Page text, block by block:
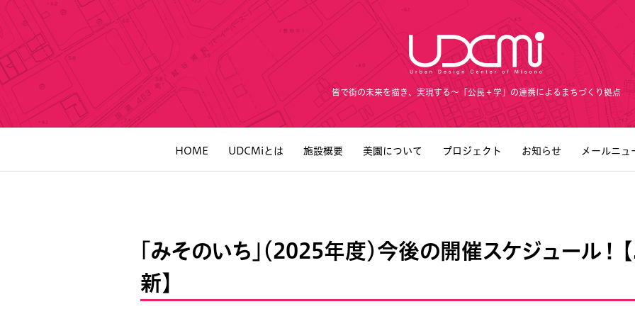
皆で街の未来を描き、実現する～「公民＋学」の連携によるまちづくり拠点
HOME UDCMiとは 施設概要 美園について プロジェクト お知らせ メールニュ
「みそのいち」（2025年度）今後の開催スケジュール
新】